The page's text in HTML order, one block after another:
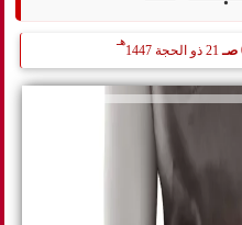
21 ذو الحجة 1447
هـ